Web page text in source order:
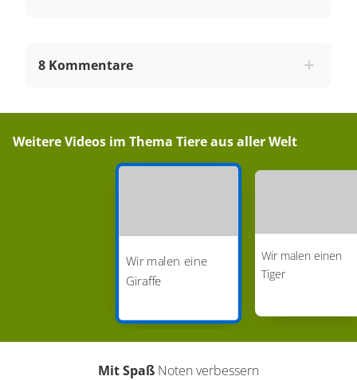
8 Kommentare
Weitere Videos im Thema Tiere aus aller Welt
Wir malen eine
Giraffe
Wir malen einen
Tiger
Mit Spaß Noten verbessern